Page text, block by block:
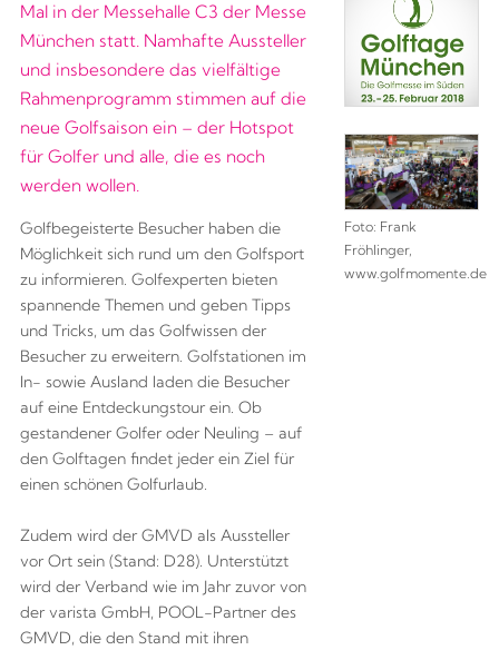
Mal in der Messehalle C3 der Messe
München statt. Namhafte Aussteller
und insbesondere das vielfältige
Rahmenprogramm stimmen auf die
neue Golfsaison ein – der Hotspot
für Golfer und alle, die es noch
werden wollen.
Golfbegeisterte Besucher haben die
Möglichkeit sich rund um den Golfsport
zu informieren. Golfexperten bieten
spannende Themen und geben Tipps
und Tricks, um das Golfwissen der
Besucher zu erweitern. Golfstationen im
In- sowie Ausland laden die Besucher
auf eine Entdeckungstour ein. Ob
gestandener Golfer oder Neuling – auf
den Golftagen findet jeder ein Ziel für
einen schönen Golfurlaub.
Zudem wird der GMVD als Aussteller
vor Ort sein (Stand: D28). Unterstützt
wird der Verband wie im Jahr zuvor von
der varista GmbH, POOL-Partner des
GMVD, die den Stand mit ihren
Foto: Frank
Fröhlinger,
www.golfmomente.de